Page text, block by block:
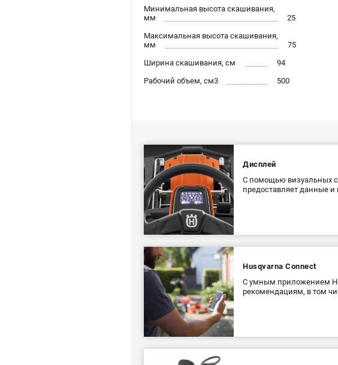
Минимальная высота скашивания,
мм
25
Максимальная высота скашивания,
мм
75
Ширина скашивания, см
94
Рабочий объем, см3
500
Дисплей
С помощью визуальных
предоставляет данные
Husqvarna Connect
С умным приложением
рекомендациям, в том